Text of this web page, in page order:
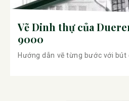
Vẽ Dinh thự của
9000
Hướng dẫn vẽ từng bước với